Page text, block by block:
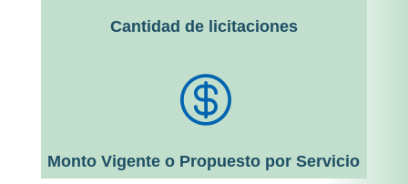
Cantidad de licitaciones

Monto Vigente o Propuesto por Servicio